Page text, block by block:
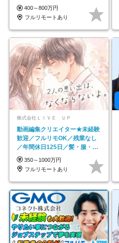
400～800万円
フルリモートあり
株式会社ＬＩＶＥ ＵＰ
動画編集クリエイター★未経験
歓迎／フルリモOK／残業なし
／年間休日125日／髪・服・ネ
イル自由／研修充実で安心
350～1000万円
フルリモートあり